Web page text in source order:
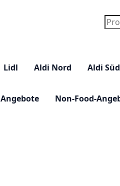
Lidl Aldi Nord Aldi Süd
Angebote Non-Food-